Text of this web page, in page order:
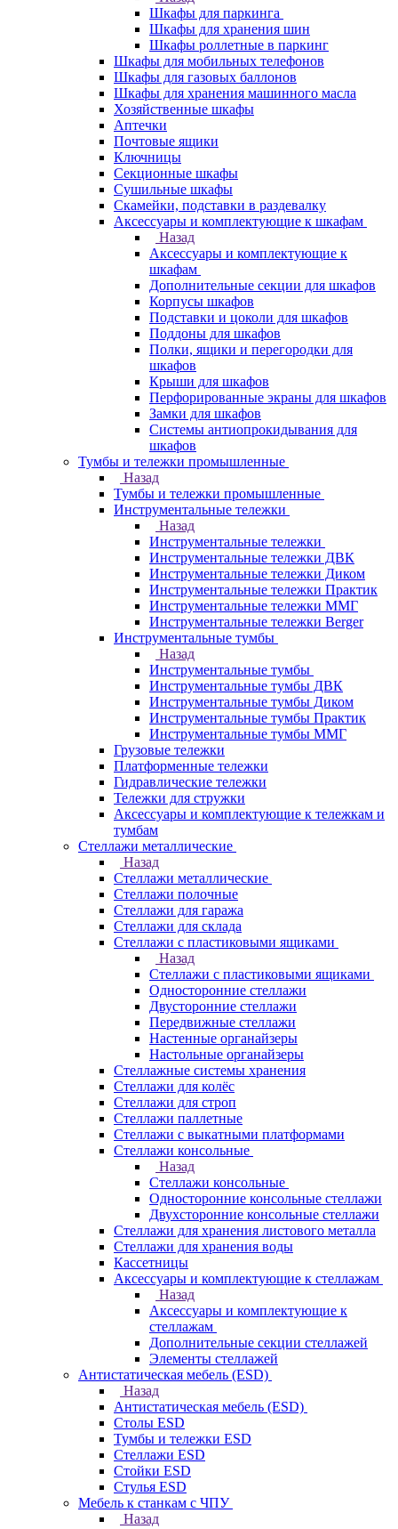
Шкафы для паркинга
Шкафы для хранения шин
Шкафы роллетные в паркинг
Шкафы для мобильных телефонов
Шкафы для газовых баллонов
Шкафы для хранения машинного масла
Хозяйственные шкафы
Аптечки
Почтовые ящики
Ключницы
Секционные шкафы
Сушильные шкафы
Скамейки, подставки в раздевалку
Аксессуары и комплектующие к шкафам
Назад
Аксессуары и комплектующие к
шкафам
Дополнительные секции для шкафов
Корпусы шкафов
Подставки и цоколи для шкафов
Поддоны для шкафов
Полки, ящики и перегородки для
шкафов
Крыши для шкафов
Перфорированные экраны для шкафов
Замки для шкафов
Системы антиопрокидывания для
шкафов
Тумбы и тележки промышленные
Назад
Тумбы и тележки промышленные
Инструментальные тележки
Назад
Инструментальные тележки
Инструментальные тележки ДВК
Инструментальные тележки Диком
Инструментальные тележки Практик
Инструментальные тележки ММГ
Инструментальные тележки Berger
Инструментальные тумбы
Назад
Инструментальные тумбы
Инструментальные тумбы ДВК
Инструментальные тумбы Диком
Инструментальные тумбы Практик
Инструментальные тумбы ММГ
Грузовые тележки
Платформенные тележки
Гидравлические тележки
Тележки для стружки
Аксесcуары и комплектующие к тележкам и
тумбам
Стеллажи металлические
Назад
Стеллажи металлические
Стеллажи полочные
Стеллажи для гаража
Стеллажи для склада
Стеллажи с пластиковыми ящиками
Назад
Стеллажи с пластиковыми ящиками
Односторонние стеллажи
Двусторонние стеллажи
Передвижные стеллажи
Настенные органайзеры
Настольные органайзеры
Стеллажные системы хранения
Стеллажи для колёс
Стеллажи для строп
Стеллажи паллетные
Стеллажи с выкатными платформами
Стеллажи консольные
Назад
Стеллажи консольные
Односторонние консольные стеллажи
Двухсторонние консольные стеллажи
Стеллажи для хранения листового металла
Стеллажи для хранения воды
Кассетницы
Аксесcуары и комплектующие к стеллажам
Назад
Аксесcуары и комплектующие к
стеллажам
Дополнительные секции стеллажей
Элементы стеллажей
Антистатическая мебель (ESD)
Назад
Антистатическая мебель (ESD)
Столы ESD
Тумбы и тележки ESD
Стеллажи ESD
Стойки ESD
Стулья ESD
Мебель к станкам с ЧПУ
Назад